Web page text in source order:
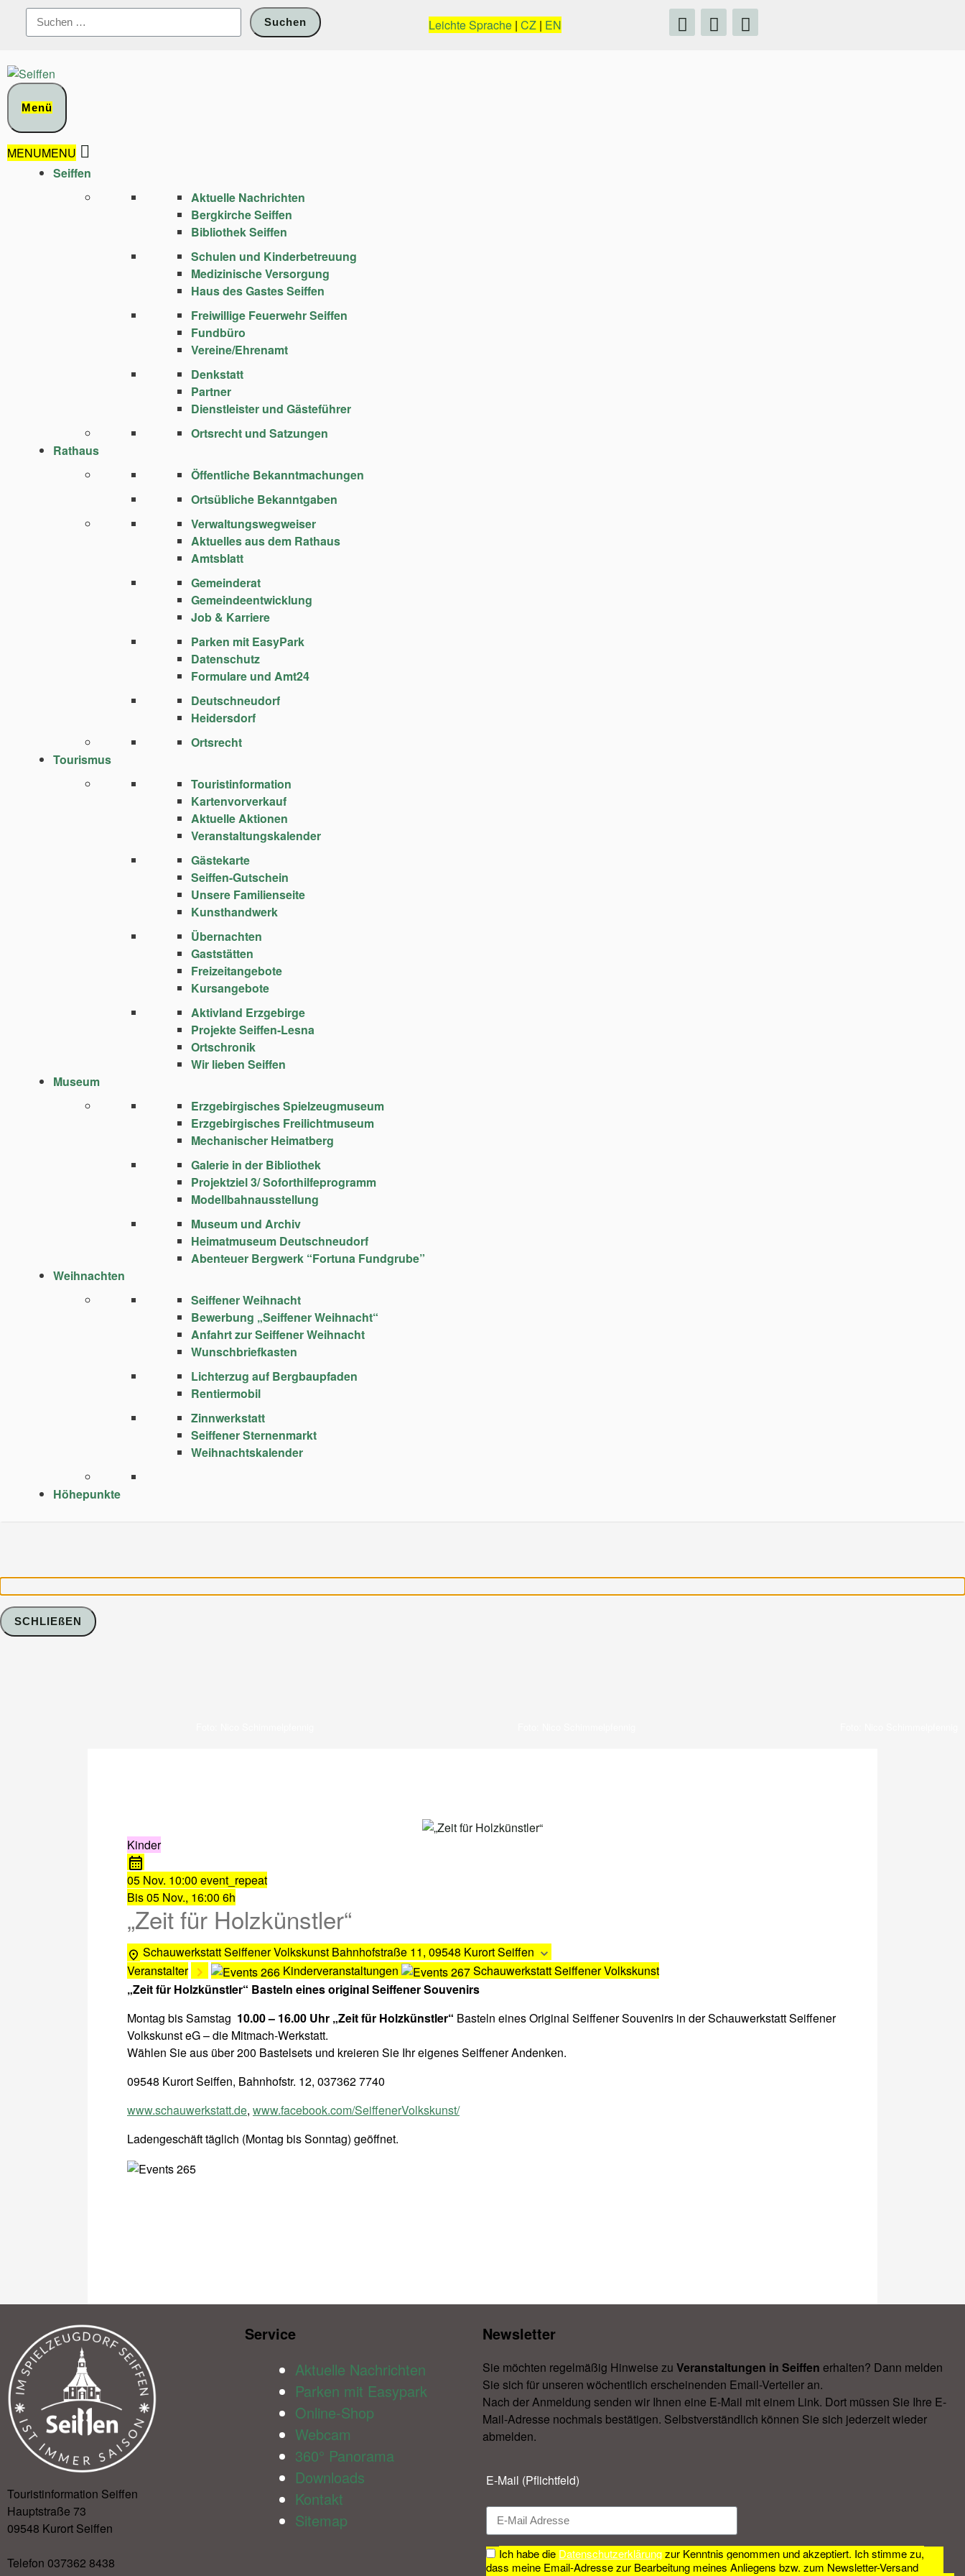
Suchen
nach:
Leichte Sprache | CZ | EN
Menü
MENUMENU
Seiffen
Aktuelle Nachrichten
Bergkirche Seiffen
Bibliothek Seiffen
Schulen und Kinder­betreuung
Medizinische Versorgung
Haus des Gastes Seiffen
Freiwillige Feuerwehr Seiffen
Fundbüro
Vereine/Ehrenamt
Denkstatt
Partner
Dienstleister und Gästeführer
Ortsrecht und Satzungen
Rathaus
Öffentliche Bekanntmachungen
Ortsübliche Bekanntgaben
Verwaltungswegweiser
Aktuelles aus dem Rathaus
Amtsblatt
Gemeinderat
Gemeindeentwicklung
Job & Karriere
Parken mit EasyPark
Datenschutz
Formulare und Amt24
Deutschneudorf
Heidersdorf
Ortsrecht
Tourismus
Touristinformation
Kartenvorverkauf
Aktuelle Aktionen
Veranstaltungskalender
Gästekarte
Seiffen-Gutschein
Unsere Familienseite
Kunsthandwerk
Übernachten
Gaststätten
Freizeitangebote
Kursangebote
Aktivland Erzgebirge
Projekte Seiffen-Lesna
Ortschronik
Wir lieben Seiffen
Museum
Erzgebirgisches Spielzeugmuseum
Erzgebirgisches Freilichtmuseum
Mechanischer Heimatberg
Galerie in der Bibliothek
Projektziel 3/ Soforthilfeprogramm
Modellbahnausstellung
Museum und Archiv
Heimatmuseum Deutschneudorf
Abenteuer Bergwerk “Fortuna Fundgrube”
Weihnachten
Seiffener Weihnacht
Bewerbung „Seiffener Weihnacht“
Anfahrt zur Seiffener Weihnacht
Wunschbriefkasten
Lichterzug auf Bergbaupfaden
Rentiermobil
Zinnwerkstatt
Seiffener Sternenmarkt
Weihnachtskalender
Höhepunkte
Kinder
05 Nov. 10:00 event_repeat
Bis05 Nov., 16:00 6h
„Zeit für Holzkünstler“
Schauwerkstatt Seiffener Volkskunst Bahnhofstraße 11, 09548 Kurort Seiffen
Veranstalter
Kinderveranstaltungen
Schauwerkstatt Seiffener Volkskunst
„Zeit für Holzkünstler“ Basteln eines original Seiffener Souvenirs
Montag bis Samstag 10.00 – 16.00 Uhr „Zeit für Holzkünstler“ Basteln eines Original Seiffener Souvenirs in der Schauwerkstatt Seiffener
Volkskunst eG – die Mitmach-Werkstatt.
Wählen Sie aus über 200 Bastelsets und kreieren Sie Ihr eigenes Seiffener Andenken.
09548 Kurort Seiffen, Bahnhofstr. 12, 037362 7740
www.schauwerkstatt.de, www.facebook.com/SeiffenerVolkskunst/
Ladengeschäft täglich (Montag bis Sonntag) geöffnet.
Touristinformation Seiffen
Hauptstraße 73
09548 Kurort Seiffen
Telefon 037362 8438
Service​
Aktuelle Nachrichten
Parken mit Easypark
Online-Shop
Webcam
360° Panorama
Downloads
Kontakt
Sitemap
Newsletter​
Sie möchten regelmäßig Hinweise zu Veranstal­tungen in Seiffen erhalten? Dann melden
Sie sich für unseren wöchentlich erscheinenden Email-Verteiler an.
Nach der Anmeldung senden wir Ihnen eine E-Mail mit einem Link. Dort müssen Sie Ihre E-
Mail-Adresse nochmals bestätigen. Selbstverständlich können Sie sich jederzeit wieder
abmelden.​
E-Mail (Pflichtfeld)
Ich habe die Datenschutzerklärungzur Kenntnis genommen und akzeptiert. Ich stimme zu,
dass meine Email-Adresse zur Bearbeitung meines Anliegens bzw. zum Newsletter-Versand
SCHLIEßEN